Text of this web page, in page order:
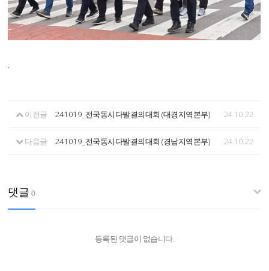
.
이전글 241019_전국동시다발결의대회 (대경지역본부) 24.10.22
다음글 241019_전국동시다발결의대회 (경남지역본부) 24.10.22
댓글 0
등록된 댓글이 없습니다.